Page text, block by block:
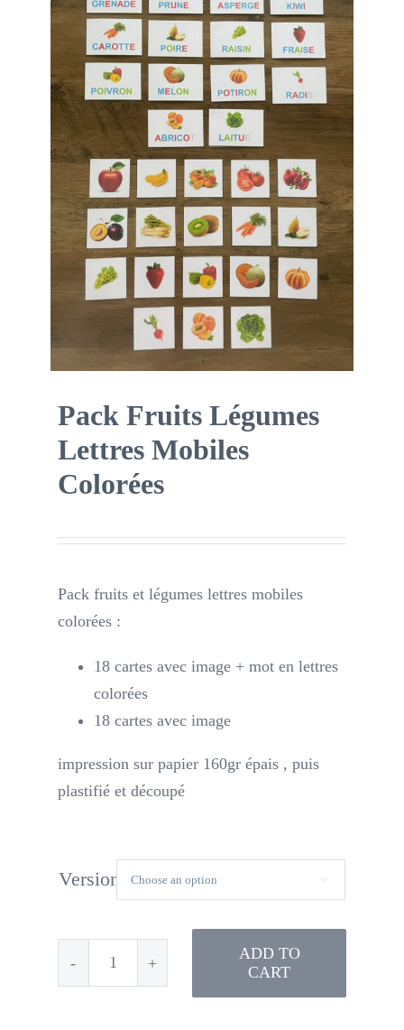
Boutique des lutins
Rechercher:
0
Mon compte
Pack Fruits Légumes
Lettres Mobiles
Colorées
Pack fruits et légumes lettres mobiles
colorées :
18 cartes avec image + mot en lettres
colorées
18 cartes avec image
impression sur papier 160gr épais , puis
plastifié et découpé
Version 
ADD TO
CART